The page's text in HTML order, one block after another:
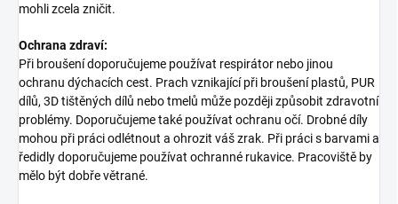
mohli zcela zničit.
Ochrana zdraví:
Při broušení doporučujeme používat respirátor nebo jinou
ochranu dýchacích cest. Prach vznikající při broušení plastů, PUR
dílů, 3D tištěných dílů nebo tmelů může později způsobit zdravotní
problémy. Doporučujeme také používat ochranu očí. Drobné díly
mohou při práci odlétnout a ohrozit váš zrak. Při práci s barvami a
ředidly doporučujeme používat ochranné rukavice. Pracoviště by
mělo být dobře větrané.